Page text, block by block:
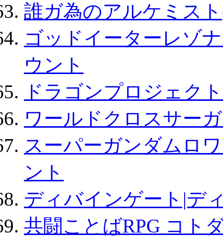
誰ガ為のアルケミス
ゴッドイーターレゾ
ウント
ドラゴンプロジェク
ワールドクロスサー
スーパーガンダムロ
ント
ディバインゲート|デ
共闘ことばRPG コト